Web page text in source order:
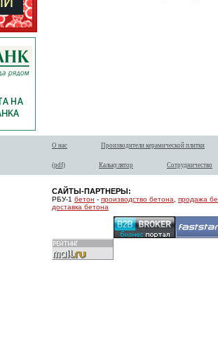
О нас Производители керамической плитки
(pdf) Калькулятор Сотрудничество
САЙТЫ-ПАРТНЕРЫ:
РБУ-1 бетон - производство бетона
продажа
доставка бетона